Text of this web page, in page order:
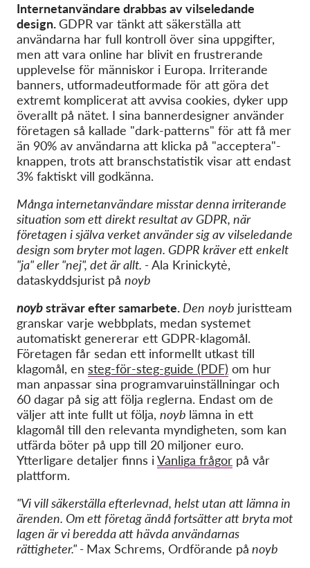
Internetanvändare drabbas av vilseledande
design.GDPR var tänkt att säkerställa att
användarna har full kontroll över sina uppgifter,
men att vara online har blivit en frustrerande
upplevelse för människor i Europa. Irriterande
banners, utformadeutformade för att göra det
extremt komplicerat att avvisa cookies, dyker upp
överallt på nätet. I sina bannerdesigner använder
företagen så kallade "dark-patterns" för att få mer
än 90% av användarna att klicka på "acceptera"-
knappen, trots att branschstatistik visar att endast
3% faktiskt vill godkänna.
Många internetanvändare misstar denna irriterande
situation som ett direkt resultat av GDPR, när
företagen i själva verket använder sig av vilseledande
design som bryter mot lagen. GDPR kräver ett enkelt
"ja" eller "nej", det är allt. -Ala Krinickytė,
dataskyddsjurist på noyb
noybsträvar efter samarbete. Den noyb juristteam
granskar varje webbplats, medan systemet
automatiskt genererar ett GDPR-klagomål.
Företagen får sedan ett informellt utkast till
klagomål, en steg-för-steg-guide (PDF) om hur
man anpassar sina programvaruinställningar och
60 dagar på sig att följa reglerna. Endast om de
väljer att inte fullt ut följa, noyb lämna in ett
klagomål till den relevanta myndigheten, som kan
utfärda böter på upp till 20 miljoner euro.
Ytterligare detaljer finns iVanliga frågor på vår
plattform.
"Vi vill säkerställa efterlevnad, helst utan att lämna in
ärenden. Om ett företag ändå fortsätter att bryta mot
lagen är vi beredda att hävda användarnas
rättigheter." - Max Schrems, Ordförande på noyb